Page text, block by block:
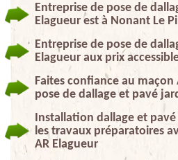
Entreprise de pose de
Elagueur est à Nonant Le
Entreprise de pose de
Elagueur aux prix
Faites confiance au maçon
pose de dallage et pavé
Installation dallage et
les travaux préparatoires
AR Elagueur